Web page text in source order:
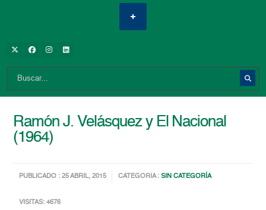
Ramón J. Velásquez y El Nacional
(1964)
PUBLICADO : 25 ABRIL, 2015 CATEGORIA :SIN CATEGORÍA
VISITAS: 4676